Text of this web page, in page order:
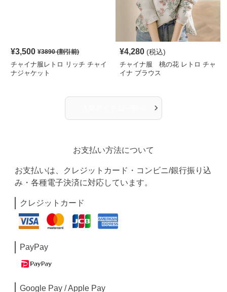
¥3,500 ¥3890(割引前)
チャイナ服レトロ リッチ チャイ
ナジャケット
¥4,280 (税込)
チャイナ服 桃の花 レトロ チャ
イナ ブラウス
›
お支払い方法について
お支払いは、クレジットカード・コンビニ/銀行振り込
み・各種電子決済に対応しています。
クレジットカード
PayPay
Google Pay / Apple Pay